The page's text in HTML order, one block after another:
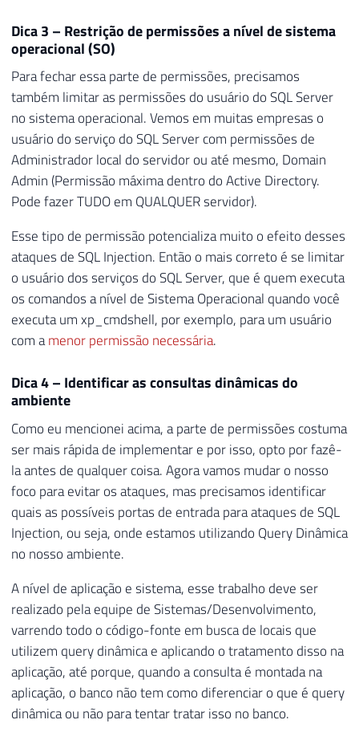
Dica 3 – Restrição de permissões a nível de sistema
operacional (SO)
Para fechar essa parte de permissões, precisamos
também limitar as permissões do usuário do SQL Server
no sistema operacional. Vemos em muitas empresas o
usuário do serviço do SQL Server com permissões de
Administrador local do servidor ou até mesmo, Domain
Admin (Permissão máxima dentro do Active Directory.
Pode fazer TUDO em QUALQUER servidor).
Esse tipo de permissão potencializa muito o efeito desses
ataques de SQL Injection. Então o mais correto é se limitar
o usuário dos serviços do SQL Server, que é quem executa
os comandos a nível de Sistema Operacional quando você
executa um xp_cmdshell, por exemplo, para um usuário
com amenor permissão necessária.
Dica 4 – Identificar as consultas dinâmicas do
ambiente
Como eu mencionei acima, a parte de permissões costuma
ser mais rápida de implementar e por isso, opto por fazê-
la antes de qualquer coisa. Agora vamos mudar o nosso
foco para evitar os ataques, mas precisamos identificar
quais as possíveis portas de entrada para ataques de SQL
Injection, ou seja, onde estamos utilizando Query Dinâmica
no nosso ambiente.
A nível de aplicação e sistema, esse trabalho deve ser
realizado pela equipe de Sistemas/Desenvolvimento,
varrendo todo o código-fonte em busca de locais que
utilizem query dinâmica e aplicando o tratamento disso na
aplicação, até porque, quando a consulta é montada na
aplicação, o banco não tem como diferenciar o que é query
dinâmica ou não para tentar tratar isso no banco.